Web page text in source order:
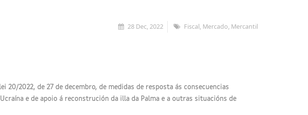
28 Dec, 2022 Fiscal, Mercado, Mercantil
20/2022, de 27 de decembro, de medidas de resposta ás consecuencias
e de apoio á reconstrución da illa da Palma e a outras situacións de